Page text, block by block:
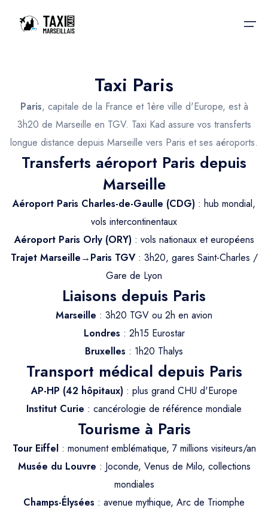
Nos services
Nos services
Taxis Aéroport
Trajet Port croisière
Trajet Séminaire
Trajet Santé
Trajet Longue Distance
Taxis aéroport
Actualités & évènements
Contactez-nous
Taxi Paris
Paris, capitale de la France et 1ère ville d'Europe, est à
3h20 de Marseille en TGV. Taxi Kad assure vos transferts
longue distance depuis Marseille vers Paris et ses aéroports.
Transferts aéroport Paris depuis
Marseille
Aéroport Paris Charles-de-Gaulle (CDG) : hub mondial,
vols intercontinentaux
Aéroport Paris Orly (ORY): vols nationaux et européens
Trajet Marseille→Paris TGV: 3h20, gares Saint-Charles /
Gare de Lyon
Liaisons depuis Paris
Marseille : 3h20 TGV ou 2h en avion
Londres : 2h15 Eurostar
Bruxelles : 1h20 Thalys
Transport médical depuis Paris
AP-HP (42 hôpitaux): plus grand CHU d'Europe
Institut Curie : cancérologie de référence mondiale
Tourisme à Paris
Tour Eiffel: monument emblématique, 7 millions visiteurs/an
Musée du Louvre : Joconde, Venus de Milo, collections
mondiales
Champs-Élysées : avenue mythique, Arc de Triomphe